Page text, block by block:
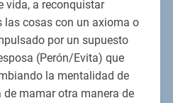
vida, a reconquistar
las cosas con un axioma o
por un supuesto
(Perón/Evita) que
la mentalidad de
mamar otra manera de